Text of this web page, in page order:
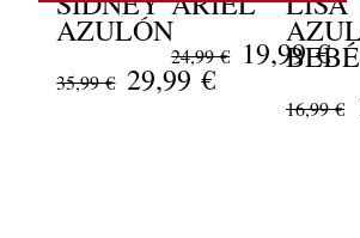
AZULÓN
35,99 € 29,99 €
24,99 € 19,99 €
BEBÉ
16,99 €